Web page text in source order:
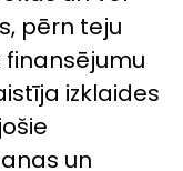
pērn teju
izklaides
un